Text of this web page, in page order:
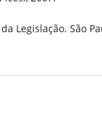
Legislação. São